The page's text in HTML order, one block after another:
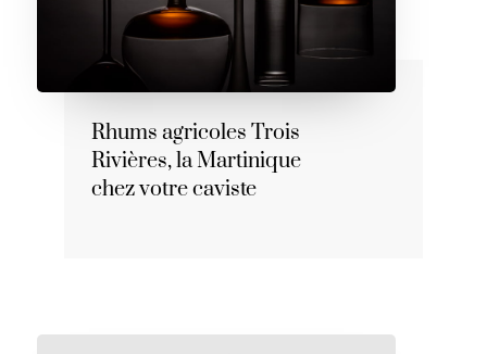
Rhums agricoles Trois
Rivières, la Martinique
chez votre caviste